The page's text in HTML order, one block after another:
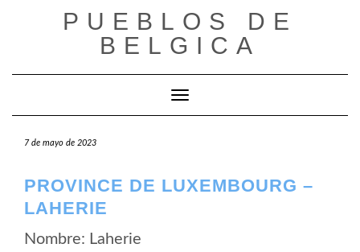
PUEBLOS DE
BELGICA
Cambiar modo de navegación
7 de mayo de 2023
PROVINCE DE LUXEMBOURG –
LAHERIE
Nombre: Laherie